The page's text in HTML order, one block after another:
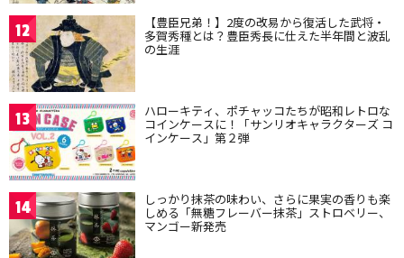
12 【豊臣兄弟！】2度の改易から復活した武将・
多賀秀種とは？豊臣秀長に仕えた半年間と波乱
の生涯
13 ハローキティ、ポチャッコたちが昭和レトロな
コインケースに！「サンリオキャラクターズ コ
インケース」第２弾
14 しっかり抹茶の味わい、さらに果実の香りも楽
しめる「無糖フレーバー抹茶」ストロベリー、
マンゴー新発売